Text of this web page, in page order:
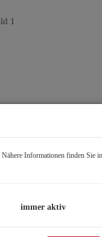
Informationen finden Sie
immer aktiv